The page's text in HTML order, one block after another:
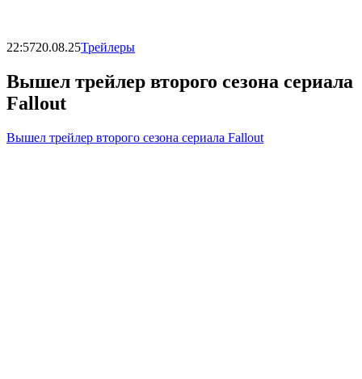
22:5720.08.25Трейлеры
Вышел трейлер второго сезона сериала
Fallout
Вышел трейлер второго сезона сериала Fallout